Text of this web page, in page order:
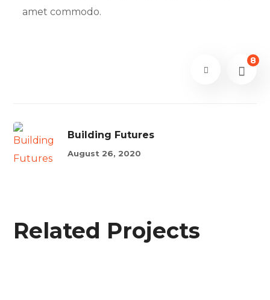
amet commodo.
8
Building Futures
August 26, 2020
Related Projects
Gift an Education
#EDUCATION
Life Better